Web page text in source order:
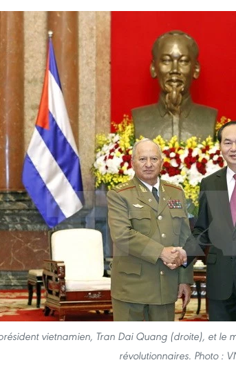
vietnamien, Tran Dai Quang (droite), et le
révolutionnaires. Photo :